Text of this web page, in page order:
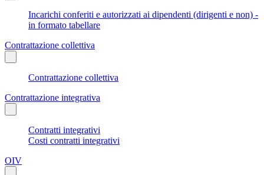
Incarichi conferiti e autorizzati ai dipendenti (dirigenti e non) -
in formato tabellare
Contrattazione collettiva
Contrattazione collettiva
Contrattazione integrativa
Contratti integrativi
Costi contratti integrativi
OIV